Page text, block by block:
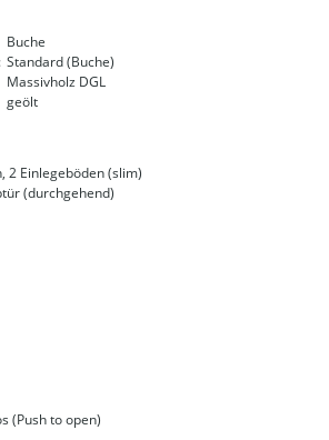
Buche
Standard (Buche)
Massivholz DGL
geölt
2 Einlegeböden (slim)
(durchgehend)
(Push to open)